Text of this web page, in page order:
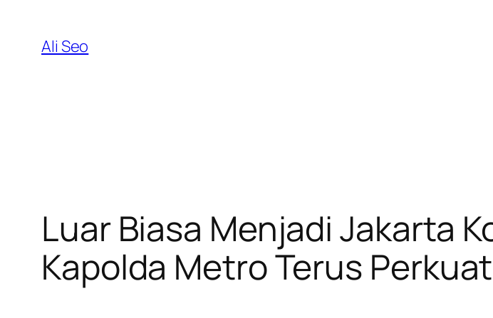
content
Ali Seo
Luar Biasa Menjadi Jakarta
Kapolda Metro Terus